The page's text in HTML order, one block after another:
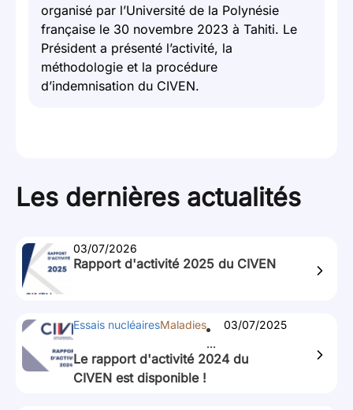
organisé par l’Université de la Polynésie
française le 30 novembre 2023 à Tahiti. Le
Président a présenté l’activité, la
méthodologie et la procédure
d’indemnisation du CIVEN.
Les dernières actualités
03/07/2026
Rapport d'activité 2025 du CIVEN
Essais nucléairesMaladies
...
03/07/2025
Le rapport d'activité 2024 du
CIVEN est disponible !